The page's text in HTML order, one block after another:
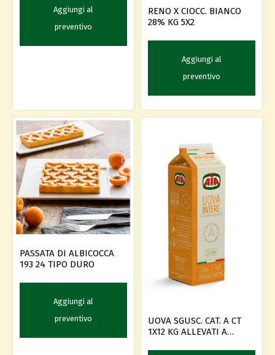
Aggiungi al
preventivo
RENO X CIOCC. BIANCO
28% KG 5X2
Aggiungi al
preventivo
PASSATA DI ALBICOCCA
193 24 TIPO DURO
Aggiungi al
preventivo
UOVA SGUSC. CAT. A CT
1X12 KG ALLEVATI A